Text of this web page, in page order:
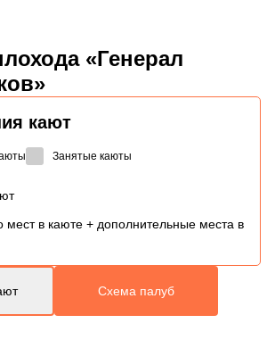
«Генерал
кают
Занятые каюты
мест в каюте + дополнительные места в
Схема палуб